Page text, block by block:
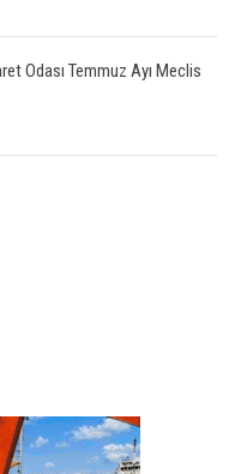
Odası Temmuz Ayı Meclis